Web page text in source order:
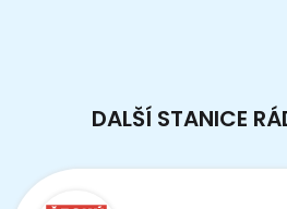
DALŠÍ STANICE